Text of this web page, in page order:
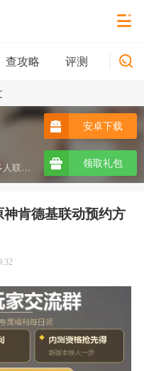
查攻略 评测 新游
特征：冒险,开放世界,多人联机,沙盒,ARPG,taptap
安卓下载
领取礼包
肯德基联动预约方